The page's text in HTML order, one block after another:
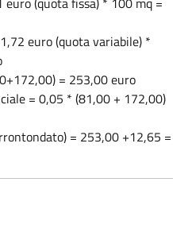
euro (quota variabile) *
= 253,00 euro
= 0,05 * (81,00 + 172,00)
= 253,00 +12,65 =